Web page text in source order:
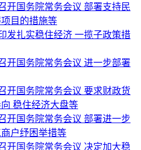
开国务院常务会议 部署支持民
目的措施等
发扎实稳住经济 一揽子政策措
开国务院常务会议 进一步部署
开国务院常务会议 要求财政货
稳住经济大盘等
开国务院常务会议 部署进一步
户纾困举措等
开国务院常务会议 决定加大稳